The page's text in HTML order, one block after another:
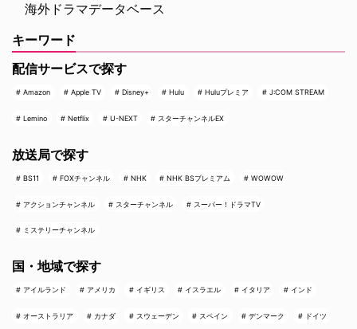
海外ドラマデータベース
キーワード
配信サービスで探す
Amazon Apple TV Disney+ Hulu Huluプレミア J:COM STREAM
Lemino Netflix U-NEXT スターチャンネルEX
放送局で探す
BS11 FOXチャンネル NHK NHK BSプレミアム WOWOW
アクションチャンネル スターチャンネル スーパー！ドラマTV
ミステリーチャンネル
国・地域で探す
アイルランド アメリカ イギリス イスラエル イタリア インド
オーストラリア カナダ スウェーデン スペイン デンマーク ドイツ